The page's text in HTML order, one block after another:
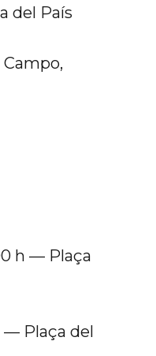
del País
h — Plaça
— Plaça del